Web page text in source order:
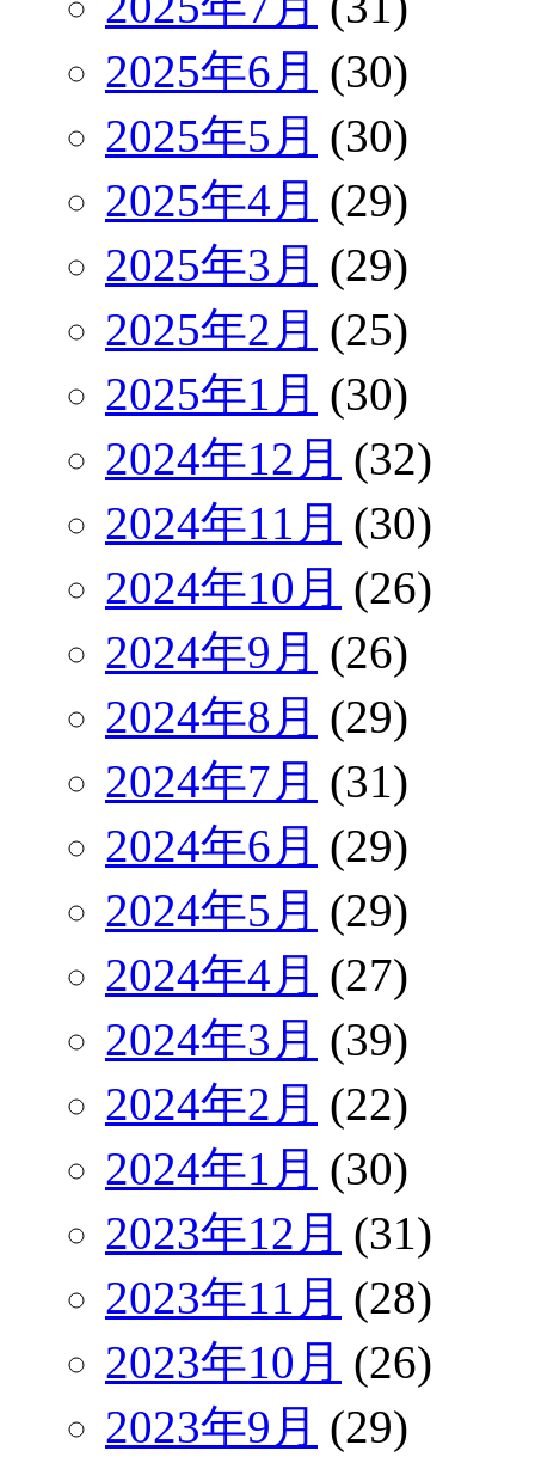
2025年6月 (30)
2025年5月 (30)
2025年4月 (29)
2025年3月 (29)
2025年2月 (25)
2025年1月 (30)
2024年12月 (32)
2024年11月 (30)
2024年10月 (26)
2024年9月 (26)
2024年8月 (29)
2024年7月 (31)
2024年6月 (29)
2024年5月 (29)
2024年4月 (27)
2024年3月 (39)
2024年2月 (22)
2024年1月 (30)
2023年12月 (31)
2023年11月 (28)
2023年10月 (26)
2023年9月 (29)